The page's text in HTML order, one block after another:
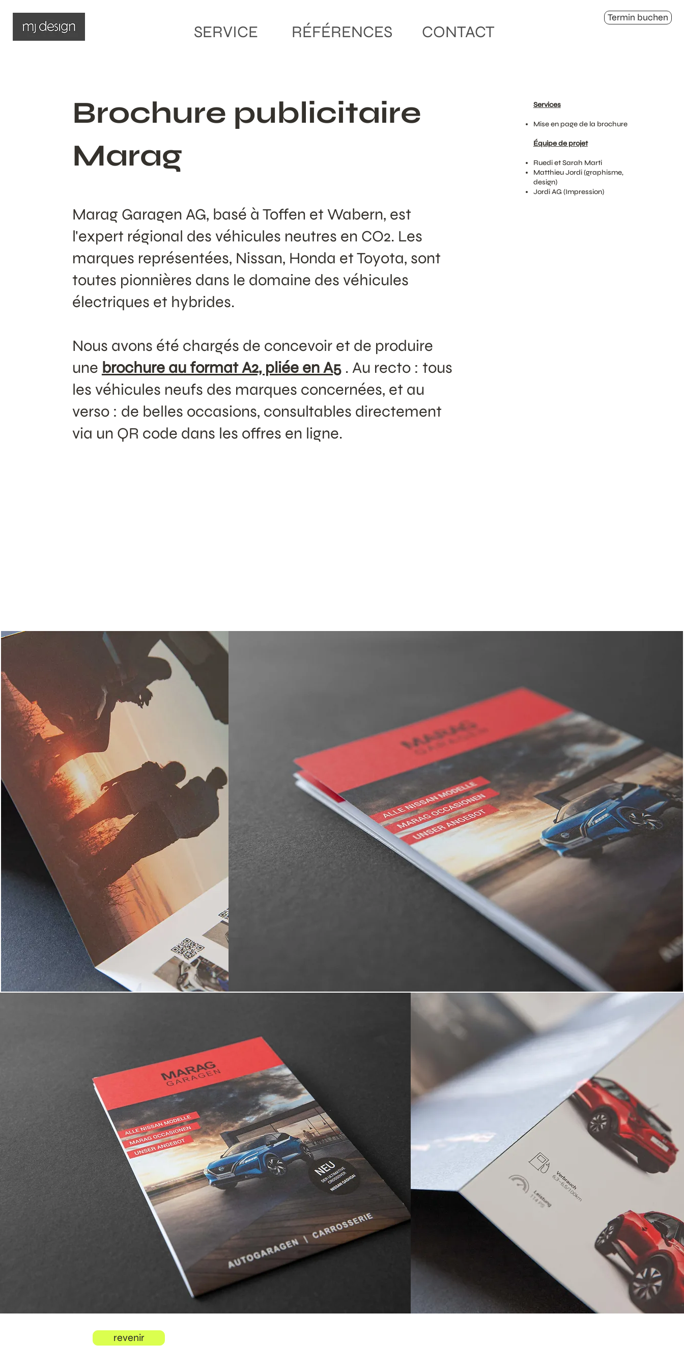
Termin buchen
SERVICE RÉFÉRENCES CONTACT
Brochure publicitaire
Marag
Marag Garagen AG, basé à Toffen et Wabern, est
l'expert régional des véhicules neutres en CO2. Les
marques représentées, Nissan, Honda et Toyota, sont
toutes pionnières dans le domaine des véhicules
électriques et hybrides.
Nous avons été chargés de concevoir et de produire
une brochure au format A2, pliée en A5. Au recto : tous
les véhicules neufs des marques concernées, et au
verso : de belles occasions, consultables directement
via un QR code dans les offres en ligne.
Services
Mise en page de la brochure
Équipe de projet
Ruedi et Sarah Marti
Matthieu Jordi (graphisme,
design)
Jordi AG (Impression)
revenir